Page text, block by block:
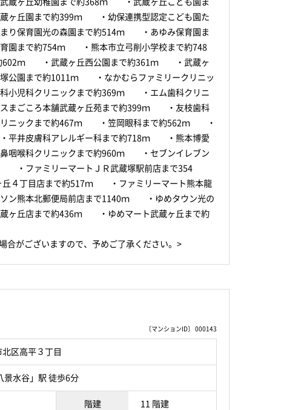
蔵ヶ丘幼稚園まで約368ｍ ・武蔵ヶ丘こども園ま
ヶ丘園まで約399ｍ ・幼保連携型認定こども園た
り保育園光の森園まで約514ｍ ・あゆみ保育園ま
園まで約754ｍ ・熊本市立弓削小学校まで約748
602ｍ ・武蔵ヶ丘西公園まで約361ｍ ・武蔵ヶ
公園まで約1011ｍ ・なかむらファミリークリニッ
小児科クリニックまで約369ｍ ・エム歯科クリニ
まごころ本舗武蔵ヶ丘苑まで約399ｍ ・友枝歯科
ニックまで約467ｍ ・笠岡眼科まで約562ｍ ・
平井皮膚科アレルギー科まで約718ｍ ・熊本博愛
咽喉科クリニックまで約960ｍ ・セブンイレブン
・ファミリーマートＪＲ武蔵塚駅前店まで354
４丁目店まで約517ｍ ・ファミリーマート熊本龍
ン熊本北郵便局前店まで1140ｍ ・ゆめタウン光の
ヶ丘店まで約436ｍ ・ゆめマート武蔵ヶ丘まで約
合がございますので、予めご了承ください。>
〔マンションID〕 000143
区高平３丁目
景水谷」駅 徒歩6分
階建 11 階建